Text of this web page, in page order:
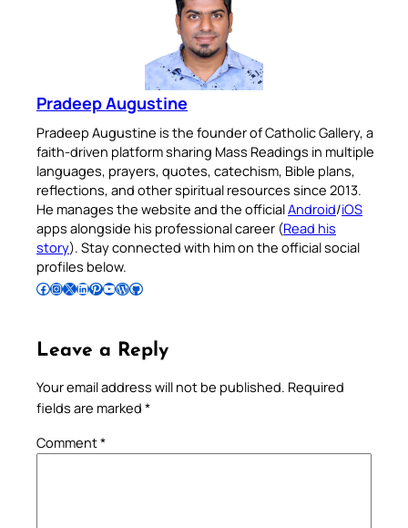
Pradeep Augustine
Pradeep Augustine is the founder of Catholic Gallery, a
faith-driven platform sharing Mass Readings in multiple
languages, prayers, quotes, catechism, Bible plans,
reflections, and other spiritual resources since 2013.
He manages the website and the officialAndroid/iOS
apps alongside his professional career (Read his
story). Stay connected with him on the official social
profiles below.
Follow Pradeep on Facebook Follow Pradeep on InstagramFollow Pradeep on X Follow Pradeep on LinkedIn Follow Pradeep on Pinterest Subscribe to Pradeep’s Youtube Channel Follow Pradeep on WordPress Follow Pradeep on GitHub
Leave a Reply
Your email address will not be published. Required
fields are marked *
Comment*